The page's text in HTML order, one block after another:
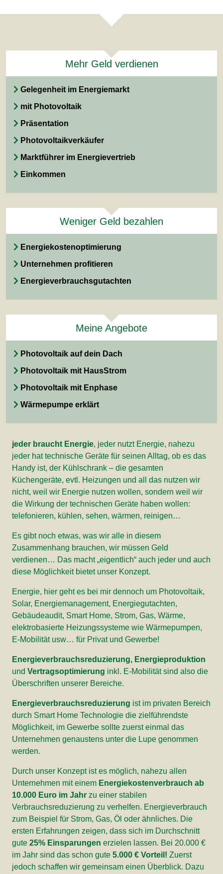
Mehr Geld verdienen
Gelegenheit im Energiemarkt
mit Photovoltaik
Präsentation
Photovoltaikverkäufer
Marktführer im Energievertrieb
Einkommen
Weniger Geld bezahlen
Energiekostenoptimierung
Unternehmen profitieren
Energieverbrauchsgutachten
Meine Angebote
Photovoltaik auf dein Dach
Photovoltaik mit HausStrom
Photovoltaik mit Enphase
Wärmepumpe erklärt
jeder braucht Energie, jeder nutzt Energie, nahezu
jeder hat technische Geräte für seinen Alltag, ob es das
Handy ist, der Kühlschrank – die gesamten
Küchengeräte, evtl. Heizungen und all das nutzen wir
nicht, weil wir Energie nutzen wollen, sondern weil wir
die Wirkung der technischen Geräte haben wollen:
telefonieren, kühlen, sehen, wärmen, reinigen…
Es gibt noch etwas, was wir alle in diesem
Zusammenhang brauchen, wir müssen Geld
verdienen… Das macht „eigentlich“ auch jeder und auch
diese Möglichkeit bietet unser Konzept.
Energie, hier geht es bei mir dennoch um Photovoltaik,
Solar, Energiemanagement, Energiegutachten,
Gebäudeaudit, Smart Home, Strom, Gas, Wärme,
elektrobasierte Heizungssysteme wie Wärmepumpen,
E-Mobilität usw… für Privat und Gewerbe!
Energieverbrauchsreduzierung, Energieproduktion
und Vertragsoptimierung inkl. E-Mobilität sind also die
Überschriften unserer Bereiche.
Energieverbrauchsreduzierung ist im privaten Bereich
durch Smart Home Technologie die zielführendste
Möglichkeit, im Gewerbe sollte zuerst einmal das
Unternehmen genaustens unter die Lupe genommen
werden.
Durch unser Konzept ist es möglich, nahezu allen
Unternehmen mit einem Energiekostenverbrauch ab
10.000 Euro im Jahr zu einer stabilen
Verbrauchsreduzierung zu verhelfen. Energieverbrauch
zum Beispiel für Strom, Gas, Öl oder ähnliches. Die
ersten Erfahrungen zeigen, dass sich im Durchschnitt
gute 25% Einsparungen erzielen lassen. Bei 20.000 €
im Jahr sind das schon gute 5.000 € Vorteil! Zuerst
jedoch schaffen wir gemeinsam einen Überblick. Dazu